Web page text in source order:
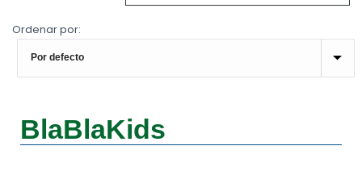
Ordenar por:
BlaBlaKids